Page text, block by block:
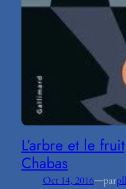
L’arbre et le
Chabas
Oct 14, 2016—par